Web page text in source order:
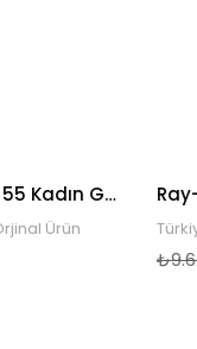
Vogue VO5435SI W44/11 55 Kadın Güneş Gözlüğü
Ürün